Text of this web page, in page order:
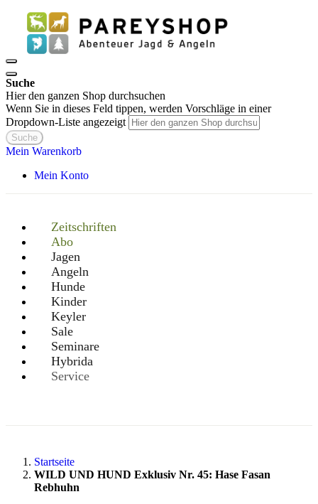
Suche
Hier den ganzen Shop durchsuchen
Wenn Sie in dieses Feld tippen, werden Vorschläge in einer
Dropdown-Liste angezeigt
Suche
Mein Warenkorb
Mein Konto
Zeitschriften
Abo
Jagen
Angeln
Hunde
Kinder
Keyler
Sale
Seminare
Hybrida
Service
Startseite
WILD UND HUND Exklusiv Nr. 45: Hase Fasan
Rebhuhn